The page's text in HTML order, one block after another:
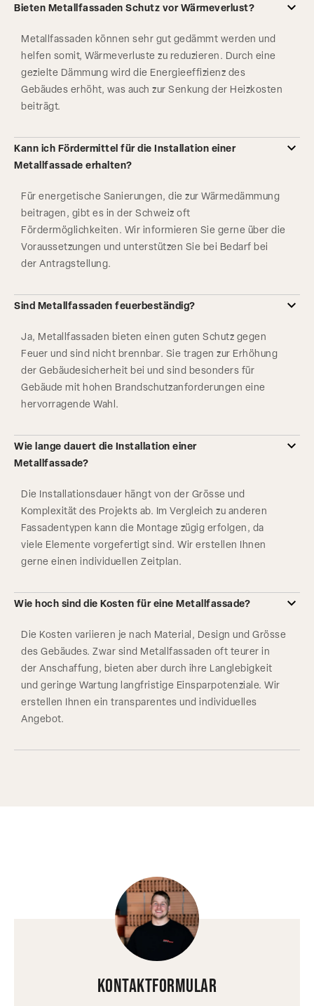
Bieten Metallfassaden Schutz vor Wärmeverlust?
Metallfassaden können sehr gut gedämmt werden und
helfen somit, Wärmeverluste zu reduzieren. Durch eine
gezielte Dämmung wird die Energieeffizienz des
Gebäudes erhöht, was auch zur Senkung der Heizkosten
beiträgt.
Kann ich Fördermittel für die Installation einer
Metallfassade erhalten?
Für energetische Sanierungen, die zur Wärmedämmung
beitragen, gibt es in der Schweiz oft
Fördermöglichkeiten. Wir informieren Sie gerne über die
Voraussetzungen und unterstützen Sie bei Bedarf bei
der Antragstellung.
Sind Metallfassaden feuerbeständig?
Ja, Metallfassaden bieten einen guten Schutz gegen
Feuer und sind nicht brennbar. Sie tragen zur Erhöhung
der Gebäudesicherheit bei und sind besonders für
Gebäude mit hohen Brandschutzanforderungen eine
hervorragende Wahl.
Wie lange dauert die Installation einer
Metallfassade?
Die Installationsdauer hängt von der Grösse und
Komplexität des Projekts ab. Im Vergleich zu anderen
Fassadentypen kann die Montage zügig erfolgen, da
viele Elemente vorgefertigt sind. Wir erstellen Ihnen
gerne einen individuellen Zeitplan.
Wie hoch sind die Kosten für eine Metallfassade?
Die Kosten variieren je nach Material, Design und Grösse
des Gebäudes. Zwar sind Metallfassaden oft teurer in
der Anschaffung, bieten aber durch ihre Langlebigkeit
und geringe Wartung langfristige Einsparpotenziale. Wir
erstellen Ihnen ein transparentes und individuelles
Angebot.
Kontaktformular